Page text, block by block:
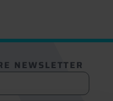
NEWSLETTER